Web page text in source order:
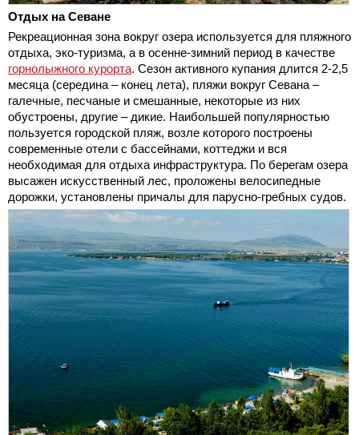
Отдых на Севане
Рекреационная зона вокруг озера используется для пляжного
отдыха, эко-туризма, а в осенне-зимний период в качестве
горнолыжного курорта. Сезон активного купания длится 2-2,5
месяца (середина – конец лета), пляжи вокруг Севана –
галечные, песчаные и смешанные, некоторые из них
обустроены, другие – дикие. Наибольшей популярностью
пользуется городской пляж, возле которого построены
современные отели с бассейнами, коттеджи и вся
необходимая для отдыха инфраструктура. По берегам озера
высажен искусственный лес, проложены велосипедные
дорожки, установлены причалы для парусно-гребных судов.